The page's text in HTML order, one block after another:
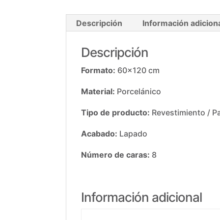
Descripción Información
Descripción
Formato: 60×120 cm
Material: Porcelánico
Tipo de producto: Revestimiento /
Acabado: Lapado
Número de caras: 8
Información adicional